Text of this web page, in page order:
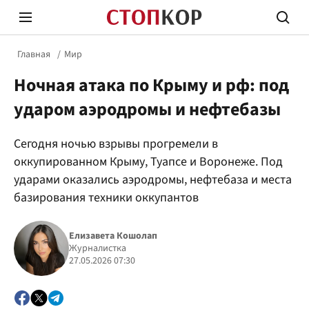
Стоп Политической Коррупции
Главная Мир
Ночная атака по Крыму и рф: под
ударом аэродромы и нефтебазы
Сегодня ночью взрывы прогремели в
оккупированном Крыму, Туапсе и Воронеже. Под
ударами оказались аэродромы, нефтебаза и места
базирования техники оккупантов
Елизавета Кошолап
Журналистка
27.05.2026 07:30